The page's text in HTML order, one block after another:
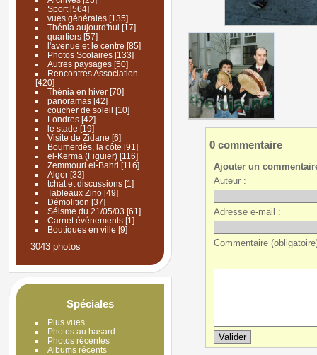
Sport[564]
vues générales[135]
Thénia aujourd'hui [17]
quartiers[57]
l'avenue et le centre [85]
Photos Scolaires[133]
Autres paysages[50]
Rencontres Association
[420]
Thénia en hiver[70]
panoramas[42]
coucher de soleil [10]
Londres[42]
le stade [19]
Visite de Zidane [6]
Boumerdès, la côte [91]
el-Kerma (Figuier)[116]
Zemmouri el-Bahri [116]
Alger[33]
tchat et discussions[1]
Tableaux Zino[49]
Démolition [37]
Séisme du 21/05/03 [61]
Carnet événements[1]
Boutiques en ville [9]
3043 photos
Spéciales
Plus vues
Photos au hasard
Photos récentes
Albums récents
0 commentaire
Ajouter un
Auteur :
Adresse e-mail :
Commentaire
|